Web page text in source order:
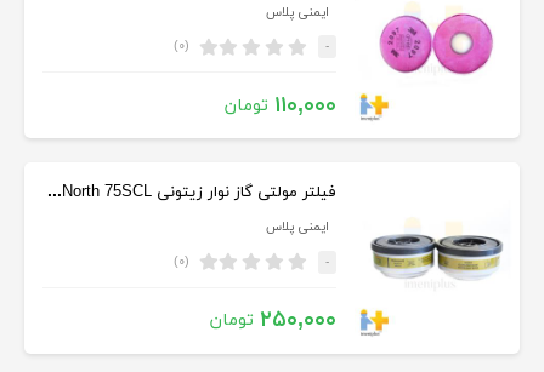
ایمنی پلاس
- (۰)
۱۱۰,۰۰۰ تومان
فیلتر مولتی گاز نوار زیتونی Honewell North 75SCL
ایمنی پلاس
- (۰)
۲۵۰,۰۰۰ تومان